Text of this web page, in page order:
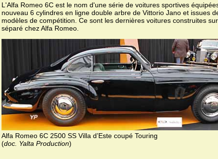
L'Alfa Romeo 6C est le nom d'une série de voitures sportives
nouveau 6 cylindres en ligne double arbre de Vittorio Jano et issues
modèles de compétition. Ce sont les dernières voitures construites
séparé chez Alfa Romeo.
Alfa Romeo 6C 2500 SS Villa d’Este coupé Touring
(doc. Yalta Production)